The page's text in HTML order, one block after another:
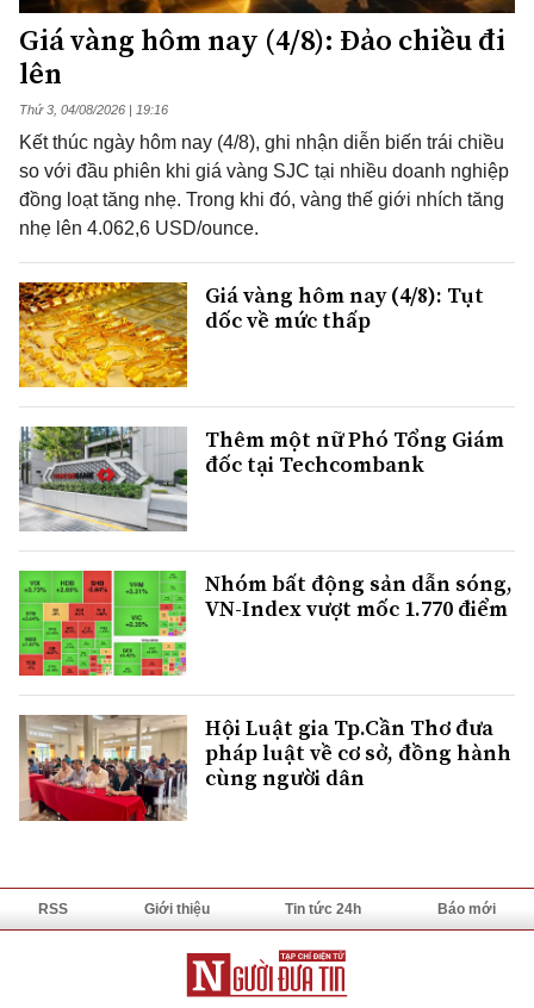
Giá vàng hôm nay (4/8): Đảo chiều đi
lên
Thứ 3, 04/08/2026 | 19:16
Kết thúc ngày hôm nay (4/8), ghi nhận diễn biến trái chiều
so với đầu phiên khi giá vàng SJC tại nhiều doanh nghiệp
đồng loạt tăng nhẹ. Trong khi đó, vàng thế giới nhích tăng
nhẹ lên 4.062,6 USD/ounce.
Giá vàng hôm nay (4/8): Tụt
dốc về mức thấp
Thêm một nữ Phó Tổng Giám
đốc tại Techcombank
Nhóm bất động sản dẫn sóng,
VN-Index vượt mốc 1.770 điểm
Hội Luật gia Tp.Cần Thơ đưa
pháp luật về cơ sở, đồng hành
cùng người dân
RSS Giới thiệu Tin tức 24h Báo mới